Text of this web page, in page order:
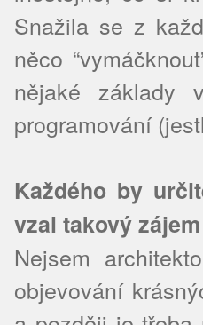
Snažila se z
něco
nějaké základy
programování
Každého by
vzal takový
Nejsem
objevování